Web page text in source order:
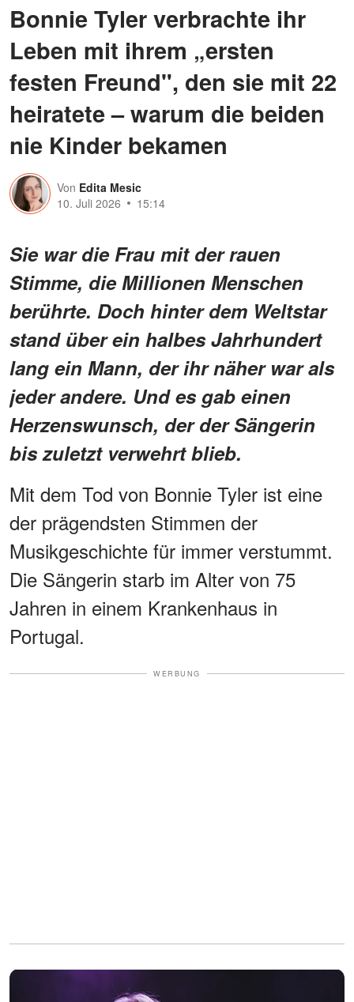
Bonnie Tyler verbrachte ihr
Leben mit ihrem „ersten
festen Freund", den sie mit 22
heiratete – warum die beiden
nie Kinder bekamen
Von Edita Mesic
10. Juli 2026
15:14
Sie war die Frau mit der rauen
Stimme, die Millionen Menschen
berührte. Doch hinter dem Weltstar
stand über ein halbes Jahrhundert
lang ein Mann, der ihr näher war als
jeder andere. Und es gab einen
Herzenswunsch, der der Sängerin
bis zuletzt verwehrt blieb.
Mit dem Tod von Bonnie Tyler ist eine
der prägendsten Stimmen der
Musikgeschichte für immer verstummt.
Die Sängerin starb im Alter von 75
Jahren in einem Krankenhaus in
Portugal.
WERBUNG